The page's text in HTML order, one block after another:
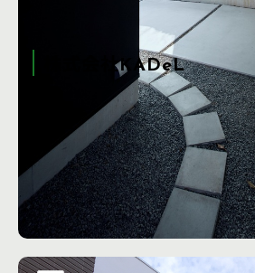
株式会社KADeL
建築は、未来を変えられる。 建てることは叶えること。 建
てることは描くこと。 建てることは寄り添
は、建築が好きです。 だからこそ建築
い未来を 実現する力があるのだと、誰
今と未来に想いを馳せ、情熱を持って
識を疑い、打ち破りながら。 どれだけ
の街に、あなたに 、 たくさんの人に愛
KADeL です。
工